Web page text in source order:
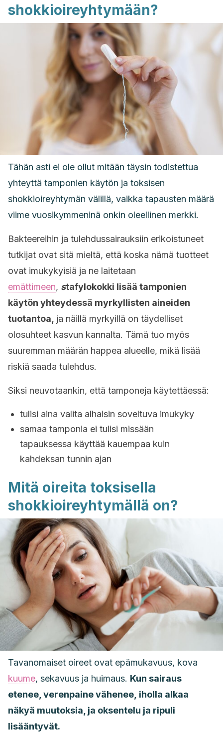
shokkioireyhtymään?
Tähän asti ei ole ollut mitään täysin todistettua
yhteyttä tamponien käytön ja toksisen
shokkioireyhtymän välillä, vaikka tapausten määrä
viime vuosikymmeninä onkin oleellinen merkki.
Bakteereihin ja tulehdussairauksiin erikoistuneet
tutkijat ovat sitä mieltä, että koska nämä tuotteet
ovat imukykyisiä ja ne laitetaan
emättimeen, stafylokokki lisää tamponien
käytön yhteydessä myrkyllisten aineiden
tuotantoa, ja näillä myrkyillä on täydelliset
olosuhteet kasvun kannalta. Tämä tuo myös
suuremman määrän happea alueelle, mikä lisää
riskiä saada tulehdus.
Siksi neuvotaankin, että tamponeja käytettäessä:
tulisi aina valita alhaisin soveltuva imukyky
samaa tamponia ei tulisi missään
tapauksessa käyttää kauempaa kuin
kahdeksan tunnin ajan
Mitä oireita toksisella
shokkioireyhtymällä on?
Tavanomaiset oireet ovat epämukavuus, kova
kuume, sekavuus ja huimaus. Kun sairaus
etenee, verenpaine vähenee, iholla alkaa
näkyä muutoksia, ja oksentelu ja ripuli
lisääntyvät.